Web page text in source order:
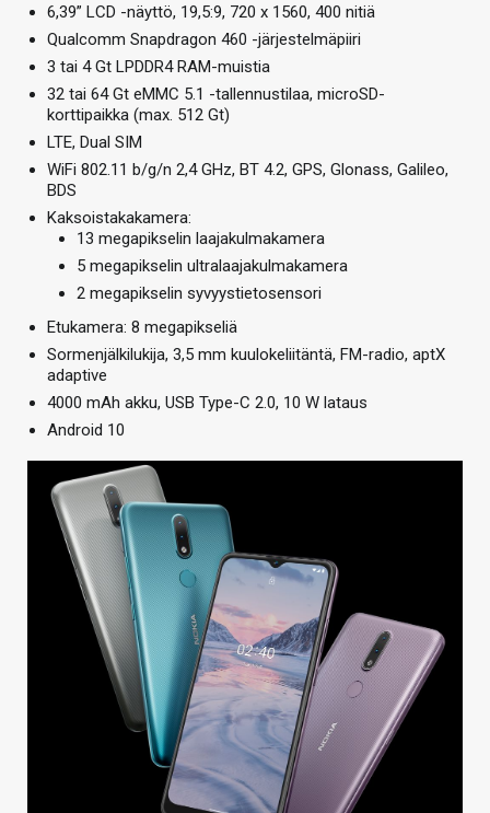
6,39” LCD -näyttö, 19,5:9, 720 x 1560, 400 nitiä
Qualcomm Snapdragon 460 -järjestelmäpiiri
3 tai 4 Gt LPDDR4 RAM-muistia
32 tai 64 Gt eMMC 5.1 -tallennustilaa, microSD-
korttipaikka (max. 512 Gt)
LTE, Dual SIM
WiFi 802.11 b/g/n 2,4 GHz, BT 4.2, GPS, Glonass, Galileo,
BDS
Kaksoistakakamera:
13 megapikselin laajakulmakamera
5 megapikselin ultralaajakulmakamera
2 megapikselin syvyystietosensori
Etukamera: 8 megapikseliä
Sormenjälkilukija, 3,5 mm kuulokeliitäntä, FM-radio, aptX
adaptive
4000 mAh akku, USB Type-C 2.0, 10 W lataus
Android 10